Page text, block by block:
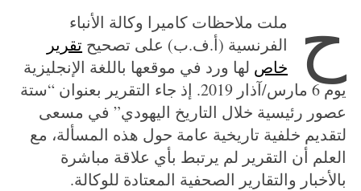
ح
ملت ملاحظات كاميرا وكالة الأنباء
الفرنسية (أ.ف.ب) على تصحيح تقرير
خاص لها ورد في موقعها باللغة الإنجليزية
يوم 6 مارس/آذار 2019. إذ جاء التقرير بعنوان “ستة
عصور رئيسية خلال التاريخ اليهودي” في مسعى
لتقديم خلفية تاريخية عامة حول هذه المسألة، مع
العلم أن التقرير لم يرتبط بأي علاقة مباشرة
بالأخبار والتقارير الصحفية المعتادة للوكالة.